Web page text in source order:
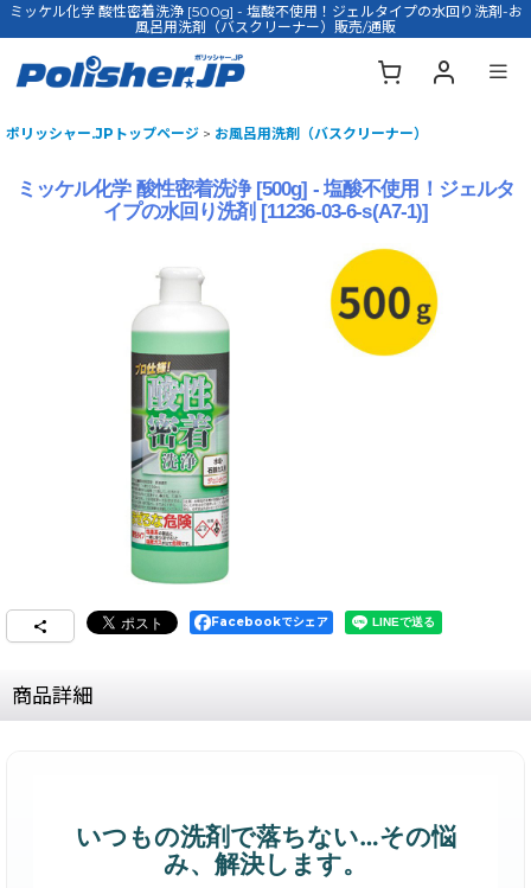
ミッケル化学 酸性密着洗浄 [500g] - 塩酸不使用！ジェルタイプの水回り洗剤-お
風呂用洗剤（バスクリーナー）販売/通販
ポリッシャー.JPトップページ > お風呂用洗剤（バスクリーナー）
ミッケル化学 酸性密着洗浄 [500g] - 塩酸不使用！ジェルタ
イプの水回り洗剤 [11236-03-6-s(A7-1)]
Facebookでシェア
商品詳細
いつもの洗剤で落ちない…その悩
み、解決します。